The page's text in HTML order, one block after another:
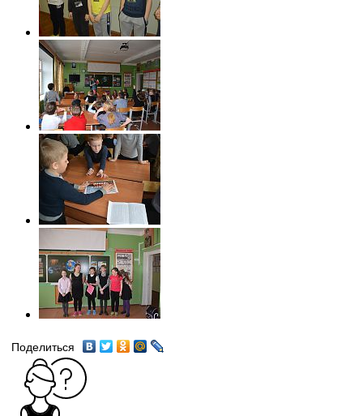
Поделиться